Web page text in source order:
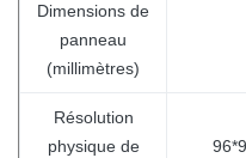
Dimensions de
panneau
(millimètres)
Résolution
physique de